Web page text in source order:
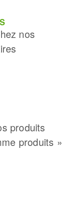
nos
produits
produits »